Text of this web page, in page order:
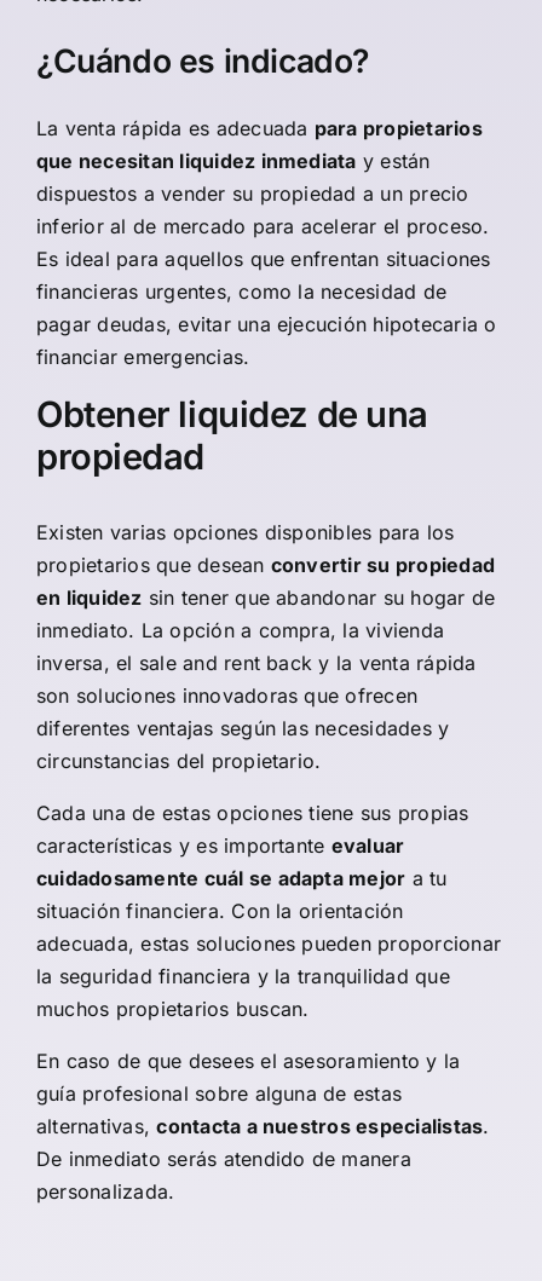
¿Cuándo es indicado?
La venta rápida es adecuada para propietarios
que necesitan liquidez inmediata y están
dispuestos a vender su propiedad a un precio
inferior al de mercado para acelerar el proceso.
Es ideal para aquellos que enfrentan situaciones
financieras urgentes, como la necesidad de
pagar deudas, evitar una ejecución hipotecaria o
financiar emergencias.
Obtener liquidez de una
propiedad
Existen varias opciones disponibles para los
propietarios que desean convertir su propiedad
en liquidez sin tener que abandonar su hogar de
inmediato. La opción a compra, la vivienda
inversa, el sale and rent back y la venta rápida
son soluciones innovadoras que ofrecen
diferentes ventajas según las necesidades y
circunstancias del propietario.
Cada una de estas opciones tiene sus propias
características y es importante evaluar
cuidadosamente cuál se adapta mejor a tu
situación financiera. Con la orientación
adecuada, estas soluciones pueden proporcionar
la seguridad financiera y la tranquilidad que
muchos propietarios buscan.
En caso de que desees el asesoramiento y la
guía profesional sobre alguna de estas
alternativas,contacta a nuestros especialistas.
De inmediato serás atendido de manera
personalizada.